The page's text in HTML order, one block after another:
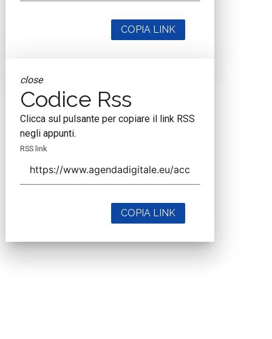
COPIA LINK
close
Codice Rss
Clicca sul pulsante per copiare il link RSS
negli appunti.
RSS link
COPIA LINK